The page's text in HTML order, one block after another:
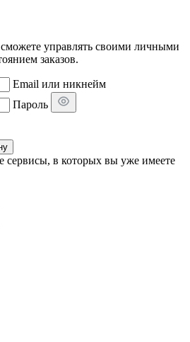
управлять своими личными
заказов.
Email или никнейм
Пароль
сервисы, в которых вы уже имеете